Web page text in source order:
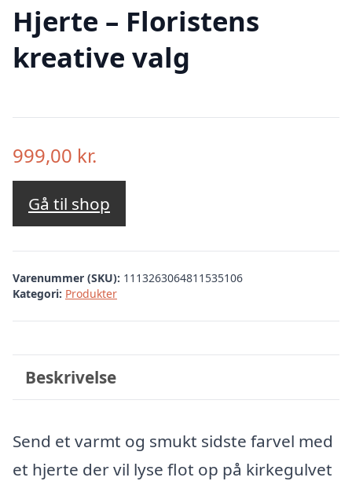
Hjerte – Floristens
kreative valg
999,00 kr.
Gå til shop
Varenummer (SKU): 1113263064811535106
Kategori: Produkter
Beskrivelse
Send et varmt og smukt sidste farvel med
et hjerte der vil lyse flot op på kirkegulvet